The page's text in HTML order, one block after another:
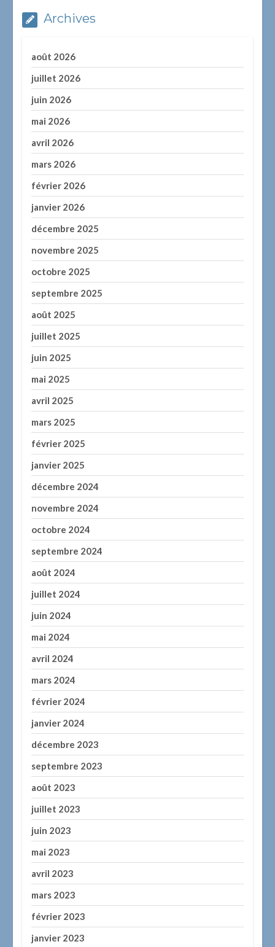
Archives
août 2026
juillet 2026
juin 2026
mai 2026
avril 2026
mars 2026
février 2026
janvier 2026
décembre 2025
novembre 2025
octobre 2025
septembre 2025
août 2025
juillet 2025
juin 2025
mai 2025
avril 2025
mars 2025
février 2025
janvier 2025
décembre 2024
novembre 2024
octobre 2024
septembre 2024
août 2024
juillet 2024
juin 2024
mai 2024
avril 2024
mars 2024
février 2024
janvier 2024
décembre 2023
septembre 2023
août 2023
juillet 2023
juin 2023
mai 2023
avril 2023
mars 2023
février 2023
janvier 2023